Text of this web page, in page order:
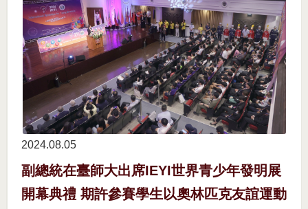
2024.08 05
副總統在臺師大出席IEYI世界青少年發明展
開幕典禮 期許參賽學生以奧林匹克友誼運動